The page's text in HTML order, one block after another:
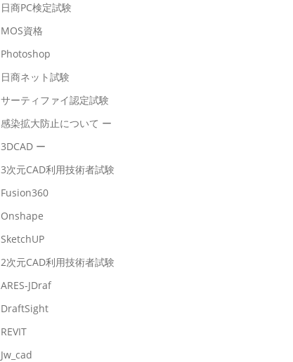
日商PC検定試験
MOS資格
Photoshop
日商ネット試験
サーティファイ認定試験
感染拡大防止について ー
3DCAD ー
3次元CAD利用技術者試験
Fusion360
Onshape
SketchUP
2次元CAD利用技術者試験
ARES-JDraf
DraftSight
REVIT
Jw_cad